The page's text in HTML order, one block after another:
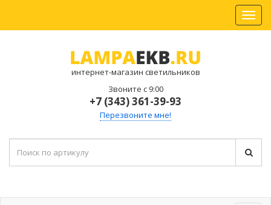
интернет-магазин светильников
Звоните с 9:00
+7 (343) 361-39-93
Перезвоните мне!